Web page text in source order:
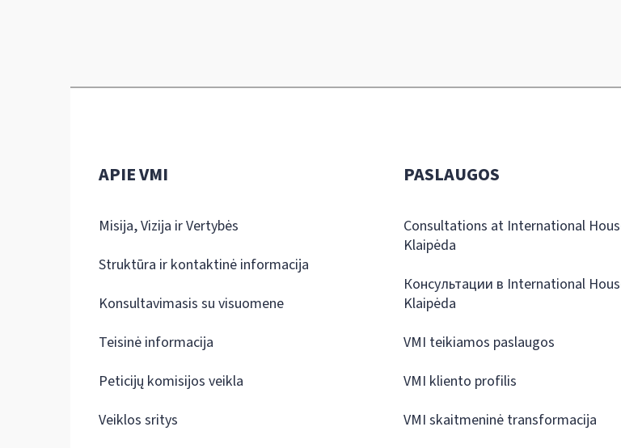
APIE VMI
Misija, Vizija ir Vertybės
Struktūra ir kontaktinė informacija
Konsultavimasis su visuomene
Teisinė informacija
Peticijų komisijos veikla
Veiklos sritys
PASLAUGOS
Consultations at International
Klaipėda
Консультации в International
Klaipėda
VMI teikiamos paslaugos
VMI kliento profilis
VMI skaitmeninė transformacija